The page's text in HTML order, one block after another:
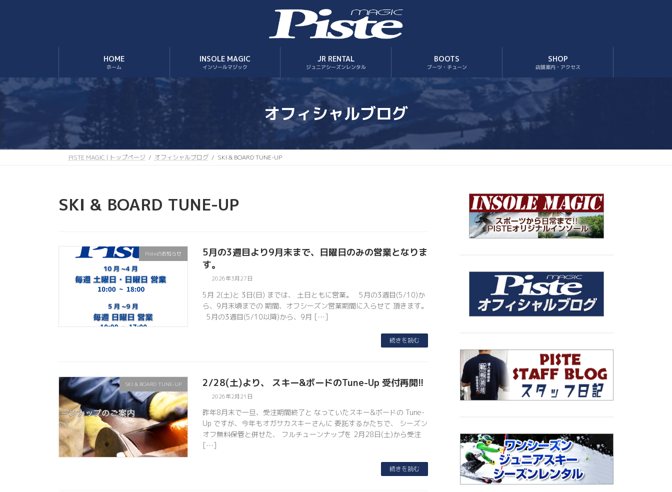
キ
ッ
プ
に
移
動
HOME
ホーム
INSOLE MAGIC
インソールマジック
JR RENTAL
ジュニアシーズンレンタル
BOOTS
ブーツ・チューン
SHOP
店舗案内・アクセス
オフィシャルブログ
PISTE MAGIC | トップページ オフィシャルブログ SKI & BOARD TUNE-UP
SKI & BOARD TUNE-UP
Pisteのお知らせ
5月の3週目より9月末まで、日曜日のみの営業となりま
す。
2026年3月27日
5月 2(土)と 3日(日) までは、 土日ともに営業。 5月の3週目(5/10)か
ら、9月末頃までの 期間、オフシーズン営業期間に入らせて 頂きます。
5月の3週目(5/10以降)から、9月 […]
続きを読む
SKI & BOARD TUNE-UP 2/28(土)より、 スキー&ボードのTune-Up 受付再開!!
2026年2月21日
昨年8月末で一旦、受注期間終了と なっていたスキー&ボードの Tune-
Up ですが、今年もオガサカスキーさんに 委託するかたちで、 シーズン
オフ無料保管と併せた、 フルチューンナップを 2月28日(土)から受注
[…]
続きを読む